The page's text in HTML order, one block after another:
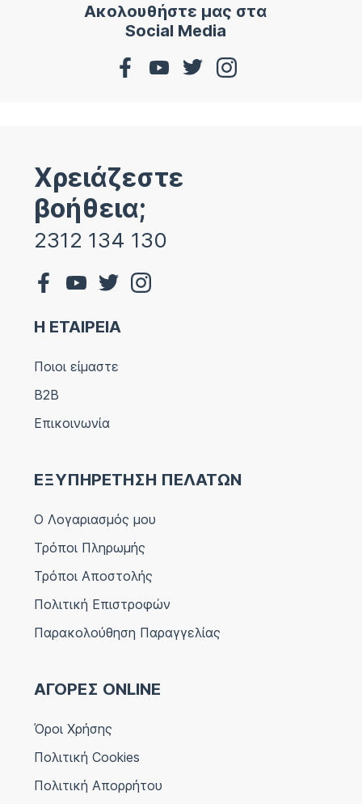
Ακολουθήστε μας στα
Social Media
Χρειάζεστε
βοήθεια;
2312 134 130
Η ΕΤΑΙΡΕΙΑ
Ποιοι είμαστε
B2B
Επικοινωνία
ΕΞΥΠΗΡΕΤΗΣΗ ΠΕΛΑΤΩΝ
Ο Λογαριασμός μου
Τρόποι Πληρωμής
Τρόποι Αποστολής
Πολιτική Επιστροφών
Παρακολούθηση Παραγγελίας
ΑΓΟΡΕΣ ONLINE
Όροι Χρήσης
Πολιτική Cookies
Πολιτική Απορρήτου